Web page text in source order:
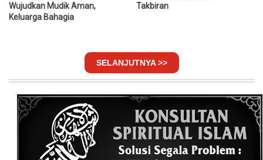
Wujudkan Mudik Aman,
Keluarga Bahagia
Takbiran
SELANJUTNYA >>